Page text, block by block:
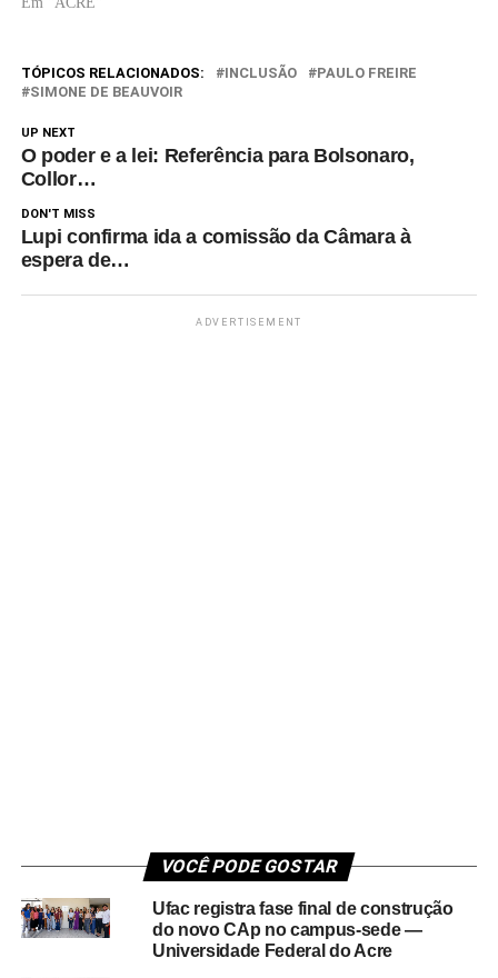
último ano. Na faixa etária de
0 a 3 anos o salto…
TÓPICOS RELACIONADOS: INCLUSÃO
PAULO FREIRE
SIMONE DE BEAUVOIR
UP NEXT
O poder e a lei: Referência para Bolsonaro,
Collor…
DON'T MISS
Lupi confirma ida a comissão da Câmara à
espera de…
ADVERTISEMENT
VOCÊ PODE GOSTAR
Ufac registra fase final de construção
do novo CAp no campus-sede —
Universidade Federal do Acre